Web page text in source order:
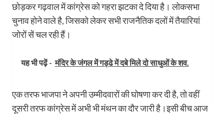
छोड़कर गढ़वाल में कांग्रेस को गहरा झटका दे दिया है। लोकसभा
चुनाव होने वाले है, जिसको लेकर सभी राजनैतिक दलों में तैयारियां
जोरों सें चल रही हैं।
यह भी पढ़ें - मंदिर के जंगल में गड्ढे में दबे मिले दो साधुओं के शव.
एक तरफ भाजपा ने अपनी उम्मीदवारों की घोषणा कर दी है, तो वहीं
दूसरी तरफ कांग्रेस में अभी भी मंथन का दौर जारी है।इसी बीच आज